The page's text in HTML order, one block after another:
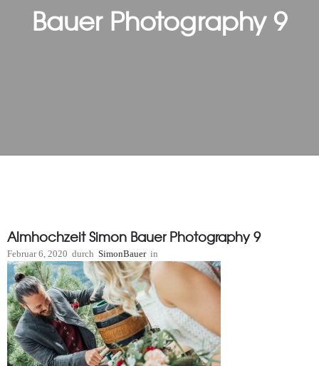
Bauer Photography 9
Almhochzeit Simon Bauer Photography 9
Februar 6, 2020 durch SimonBauer in